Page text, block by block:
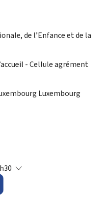
de l’Enfance et de la
- Cellule agrément
Luxembourg